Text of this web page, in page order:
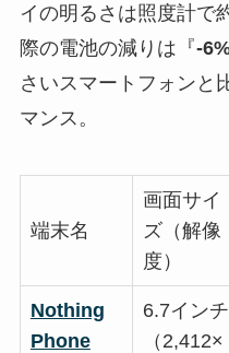
イの明るさは照度計で
際の電池の減りは『-
さいスマートフォンと
マンス。
端末名
画面サイ
ズ（解像
度）
Nothing
Phone
6.7インチ
（2,412×